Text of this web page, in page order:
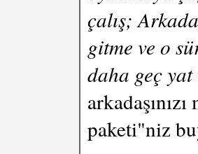
çalış;
gitme ve o
daha geç yat
paketi"niz